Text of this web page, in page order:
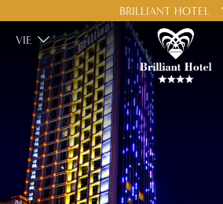
VIE
BRILLIANT HOTEL